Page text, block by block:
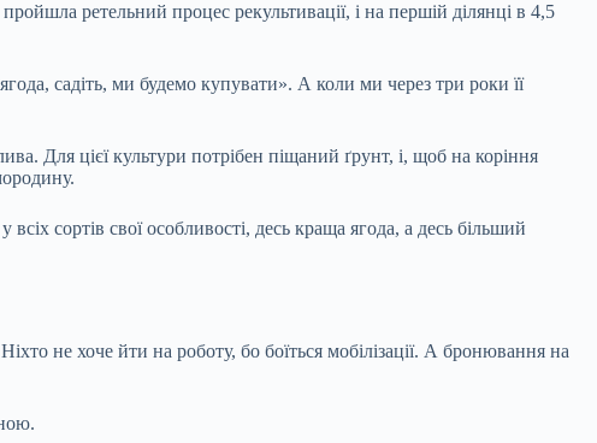
ретельний процес рекультивації, і на першій ділянці в 4,5
садіть, ми будемо купувати». А коли ми через три роки її
Для цієї культури потрібен піщаний ґрунт, і, щоб на коріння
сортів свої особливості, десь краща ягода, а десь більший
не хоче йти на роботу, бо боїться мобілізації. А бронювання на